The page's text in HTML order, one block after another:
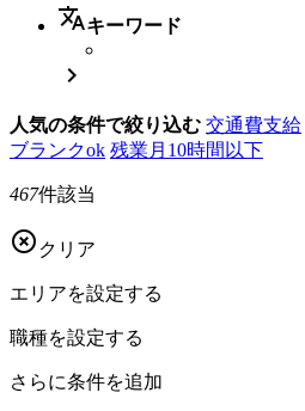
translateキーワード

人気の条件で絞り込む 交通費支給
ブランクok 残業月10時間以下
467件該当
 クリア
エリアを設定する
職種を設定する
さらに条件を追加